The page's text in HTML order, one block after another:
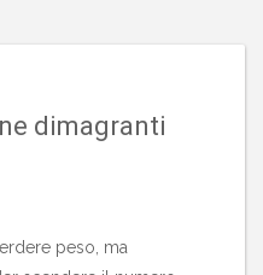
dimagranti
peso, ma